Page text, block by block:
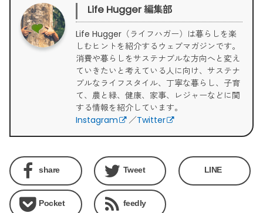
2025/1/7
チョコレート検定プロフェッショナルおす
すめ！エシカルなバレンタインチョコ＆お菓子まとめ
食レポ付き、バレンタインにぴったりのサ
ステナブルなチョコレート8選
Life Hugger 編集部
Life Hugger（ライフハガー）は暮らしを楽
しむヒントを紹介するウェブマガジンです。
消費や暮らしをサステナブルな方向へと変え
ていきたいと考えている人に向け、サステナ
ブルなライフスタイル、丁寧な暮らし、子育
て、農と緑、健康、家事、レジャーなどに関
する情報を紹介しています。
Instagram
／Twitter
share Tweet LINE
Pocket feedly